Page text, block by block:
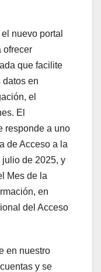
nuevo portal
ofrecer
que facilite
en
el
El
responde a uno
de Acceso a la
julio de 2025, y
Mes de la
en
del Acceso
en nuestro
y se